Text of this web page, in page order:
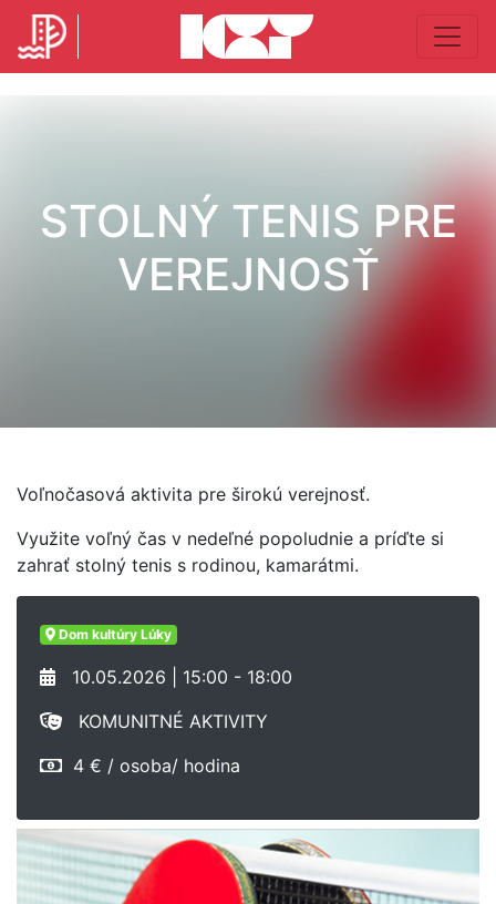
STOLNÝ TENIS PRE
VEREJNOSŤ
Voľnočasová aktivita pre širokú verejnosť.
Využite voľný čas v nedeľné popoludnie a príďte si
zahrať stolný tenis s rodinou, kamarátmi.
Dom kultúry Lúky
10.05.2026 | 15:00 - 18:00
KOMUNITNÉ AKTIVITY
4 € / osoba/ hodina